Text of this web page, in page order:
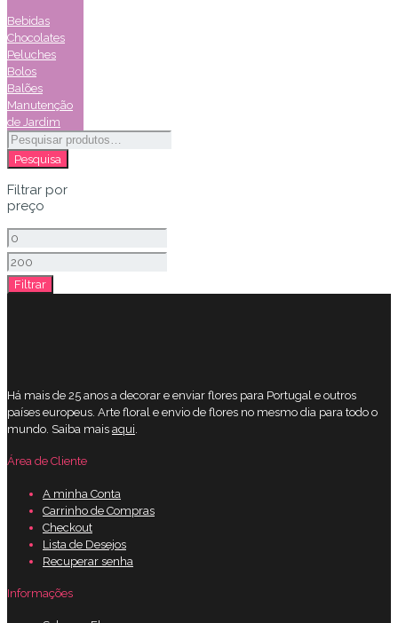
Bebidas
Chocolates
Peluches
Bolos
Balões
Manutenção
de Jardim
Pesquisar
por:
Pesquisa
Filtrar por
preço
Preço
mínimo
Preço
máximo
Filtrar
Há mais de 25 anos a decorar e enviar flores para Portugal e outros
países europeus. Arte floral e envio de flores no mesmo dia para todo o
mundo. Saiba mais aqui.
Área de Cliente
A minha Conta
Carrinho de Compras
Checkout
Lista de Desejos
Recuperar senha
Informações